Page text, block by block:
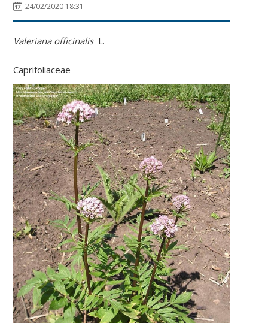
24/02/2020 18:31
Valeriana officinalisL.
Caprifoliaceae